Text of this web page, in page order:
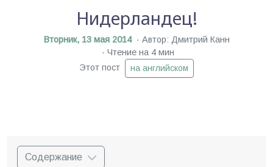
Нидерландец!
Вторник, 13 мая 2014
Автор: Дмитрий Канн
Чтение на 4 мин
Этот пост
на английском
Содержание